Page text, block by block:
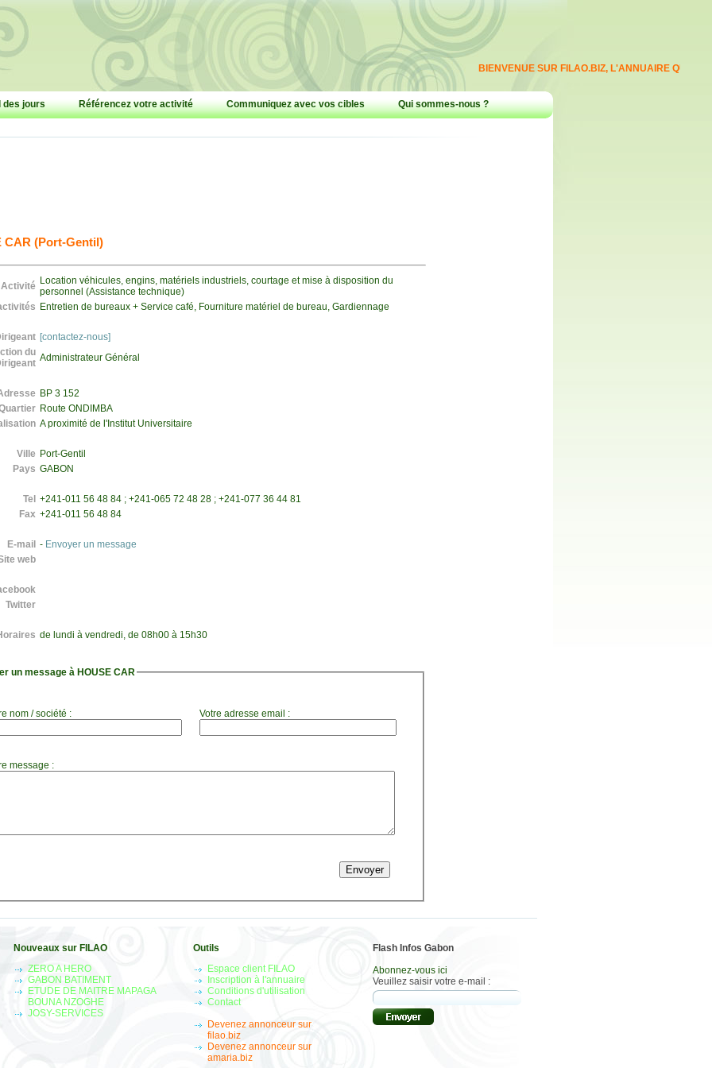
BIENVENUE SUR FILAO.BIZ, L'ANNUAIRE QUI
des jours Référencez votre activité Communiquez avec vos cibles Qui sommes-nous ?
CAR (Port-Gentil)
Activité Location véhicules, engins, matériels industriels, courtage et mise à disposition du
personnel (Assistance technique)
Entretien de bureaux + Service café, Fourniture matériel de bureau, Gardiennage
[contactez-nous]
du Administrateur Général
BP 3 152
Route ONDIMBA
A proximité de l'Institut Universitaire
Ville Port-Gentil
Pays GABON
Tel
+241-011 56 48 84 ; +241-065 72 48 28 ; +241-077 36 44 81
Fax +241-011 56 48 84
E-mail - Envoyer un message
web
Twitter
de lundi à vendredi, de 08h00 à 15h30
un message à HOUSE CAR
nom / société : Votre adresse email :
message :
Nouveaux sur FILAO
ZERO A HERO
GABON BATIMENT
ETUDE DE MAITRE MAPAGA
BOUNA NZOGHE
JOSY-SERVICES
Outils
Espace client FILAO
Inscription à l'annuaire
Conditions d'utilisation
Contact
Devenez annonceur sur
filao.biz
Devenez annonceur sur
amaria.biz
Flash Infos Gabon
Abonnez-vous ici
Veuillez saisir votre e-mail :